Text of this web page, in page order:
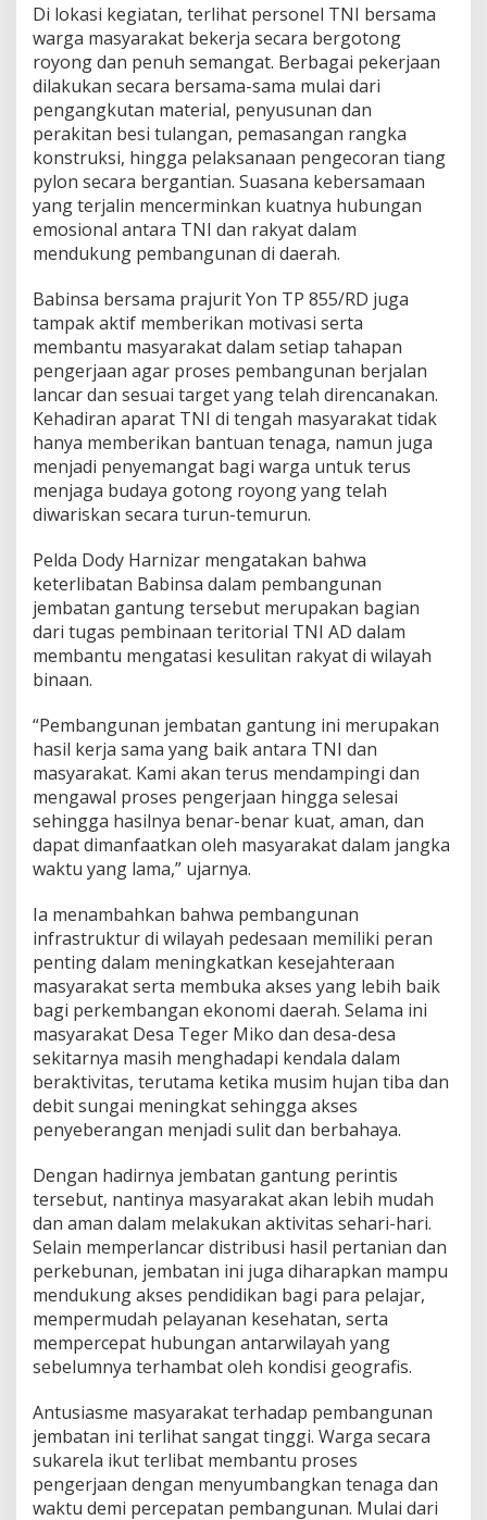
M
i
o
,
A
c
e
h
T
e
n
g
r
a
Di lokasi kegiatan, terlihat personel TNI bersama
warga masyarakat bekerja secara bergotong
royong dan penuh semangat. Berbagai pekerjaan
dilakukan secara bersama-sama mulai dari
pengangkutan material, penyusunan dan
perakitan besi tulangan, pemasangan rangka
konstruksi, hingga pelaksanaan pengecoran tiang
pylon secara bergantian. Suasana kebersamaan
yang terjalin mencerminkan kuatnya hubungan
emosional antara TNI dan rakyat dalam
mendukung pembangunan di daerah.
Babinsa bersama prajurit Yon TP 855/RD juga
tampak aktif memberikan motivasi serta
membantu masyarakat dalam setiap tahapan
pengerjaan agar proses pembangunan berjalan
lancar dan sesuai target yang telah direncanakan.
Kehadiran aparat TNI di tengah masyarakat tidak
hanya memberikan bantuan tenaga, namun juga
menjadi penyemangat bagi warga untuk terus
menjaga budaya gotong royong yang telah
diwariskan secara turun-temurun.
Pelda Dody Harnizar mengatakan bahwa
keterlibatan Babinsa dalam pembangunan
jembatan gantung tersebut merupakan bagian
dari tugas pembinaan teritorial TNI AD dalam
membantu mengatasi kesulitan rakyat di wilayah
binaan.
“Pembangunan jembatan gantung ini merupakan
hasil kerja sama yang baik antara TNI dan
masyarakat. Kami akan terus mendampingi dan
mengawal proses pengerjaan hingga selesai
sehingga hasilnya benar-benar kuat, aman, dan
dapat dimanfaatkan oleh masyarakat dalam jangka
waktu yang lama,” ujarnya.
Ia menambahkan bahwa pembangunan
infrastruktur di wilayah pedesaan memiliki peran
penting dalam meningkatkan kesejahteraan
masyarakat serta membuka akses yang lebih baik
bagi perkembangan ekonomi daerah. Selama ini
masyarakat Desa Teger Miko dan desa-desa
sekitarnya masih menghadapi kendala dalam
beraktivitas, terutama ketika musim hujan tiba dan
debit sungai meningkat sehingga akses
penyeberangan menjadi sulit dan berbahaya.
Dengan hadirnya jembatan gantung perintis
tersebut, nantinya masyarakat akan lebih mudah
dan aman dalam melakukan aktivitas sehari-hari.
Selain memperlancar distribusi hasil pertanian dan
perkebunan, jembatan ini juga diharapkan mampu
mendukung akses pendidikan bagi para pelajar,
mempermudah pelayanan kesehatan, serta
mempercepat hubungan antarwilayah yang
sebelumnya terhambat oleh kondisi geografis.
Antusiasme masyarakat terhadap pembangunan
jembatan ini terlihat sangat tinggi. Warga secara
sukarela ikut terlibat membantu proses
pengerjaan dengan menyumbangkan tenaga dan
waktu demi percepatan pembangunan. Mulai dari